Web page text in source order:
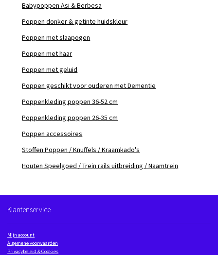
Babypoppen Asi & Berbesa
Poppen donker & getinte huidskleur
Poppen met slaapogen
Poppen met haar
Poppen met geluid
Poppen geschikt voor ouderen met Dementie
Poppenkleding poppen 36-52 cm
Poppenkleding poppen 26-35 cm
Poppen accessoires
Stoffen Poppen / Knuffels / Kraamkado's
Houten Speelgoed / Trein rails uitbreiding / Naamtrein
Klantenservice
Mijn account
Algemene voorwaarden
Privacybeleid & Cookies